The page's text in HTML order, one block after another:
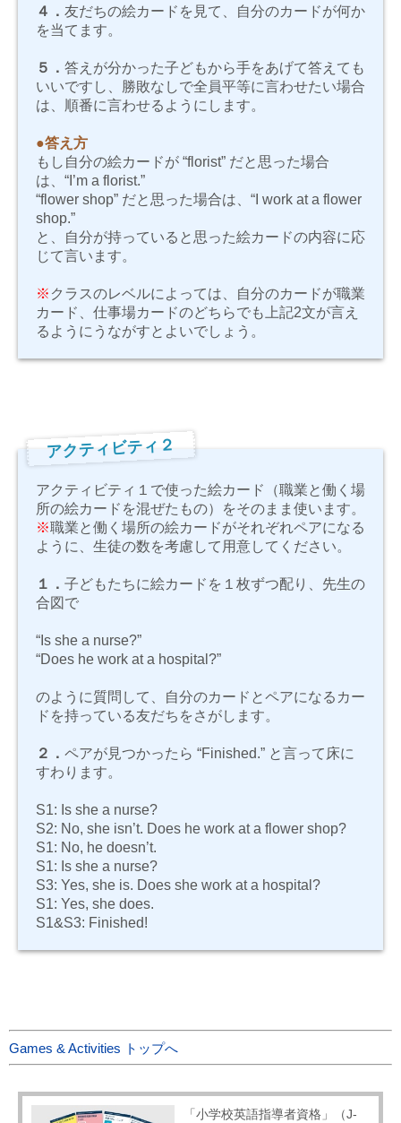
４． 友だちの絵カードを見て、自分のカードが何か
を当てます。
５． 答えが分かった子どもから手をあげて答えても
いいですし、勝敗なしで全員平等に言わせたい場合
は、順番に言わせるようにします。
●答え方
もし自分の絵カードが “florist”だと思った場合
は、 “I’m a florist.”
“flower shop”だと思った場合は、 “I work at a flower
shop.”
と、自分が持っていると思った絵カードの内容に応
じて言います。
※ クラスのレベルによっては、自分のカードが職業
カード、仕事場カードのどちらでも上記2文が言え
るようにうながすとよいでしょう。
アクティビティ２
アクティビティ１で使った絵カード（職業と働く場
所の絵カードを混ぜたもの）をそのまま使います。
※職業と働く場所の絵カードがそれぞれペアになる
ように、生徒の数を考慮して用意してください。
１． 子どもたちに絵カードを１枚ずつ配り、先生の
合図で
“Is she a nurse?”
“Does he work at a hospital?”
のように質問して、自分のカードとペアになるカー
ドを持っている友だちをさがします。
２． ペアが見つかったら “Finished.”と言って床に
すわります。
S1: Is she a nurse?
S2: No, she isn’t. Does he work at a flower shop?
S1: No, he doesn’t.
S1: Is she a nurse?
S3: Yes, she is. Does she work at a hospital?
S1: Yes, she does.
S1&S3: Finished!
Games & Activities トップへ
「小学校英語指導者資格」（J-